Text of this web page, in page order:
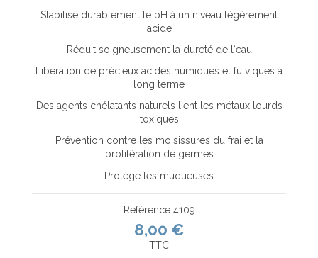
Stabilise durablement le pH à un niveau légèrement
acide
Réduit soigneusement la dureté de l‘eau
Libération de précieux acides humiques et fulviques à
long terme
Des agents chélatants naturels lient les métaux lourds
toxiques
Prévention contre les moisissures du frai et la
prolifération de germes
Protège les muqueuses
Référence 4109
8,00 €
TTC